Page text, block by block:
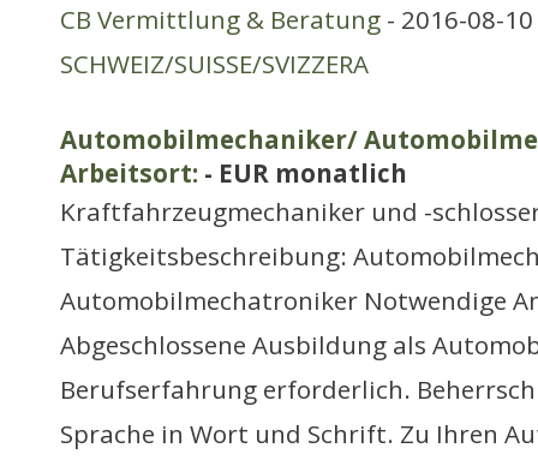
CB Vermittlung & Beratung - 2016-08-
SCHWEIZ/SUISSE/SVIZZERA
Automobilmechaniker/
Arbeitsort: - EUR monatlich
Kraftfahrzeugmechaniker und -
Tätigkeitsbeschreibung:
Automobilmechatroniker Notwendige
Abgeschlossene Ausbildung als
Berufserfahrung erforderlich.
Sprache in Wort und Schrift. Zu Ihren